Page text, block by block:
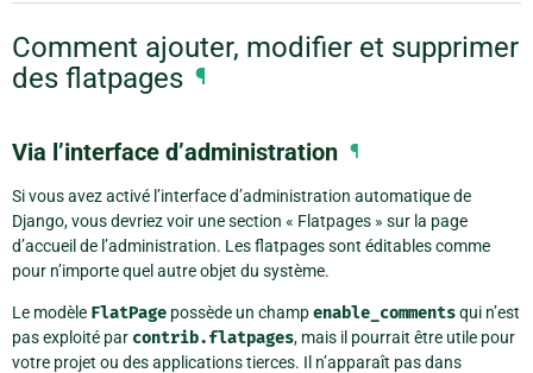
Comment ajouter, modifier et supprimer
des flatpages ¶
Via l’interface d’administration ¶
Si vous avez activé l’interface d’administration automatique de
Django, vous devriez voir une section « Flatpages » sur la page
d’accueil de l’administration. Les flatpages sont éditables comme
pour n’importe quel autre objet du système.
Le modèle FlatPage possède un champenable_commentsqui n’est
pas exploité par contrib.flatpages, mais il pourrait être utile pour
votre projet ou des applications tierces. Il n’apparaît pas dans